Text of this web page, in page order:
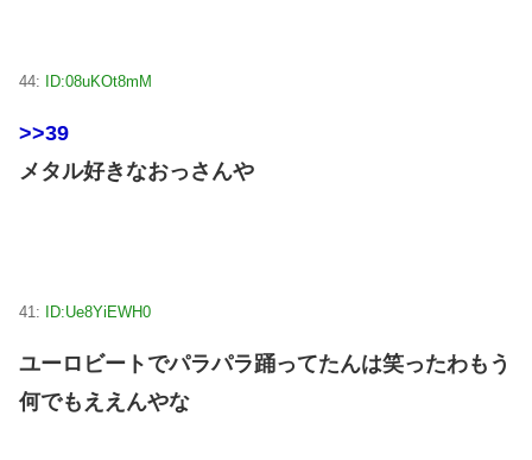
44: ID:08uKOt8mM
>>39
メタル好きなおっさんや
41: ID:Ue8YiEWH0
ユーロビートでパラパラ踊ってたんは笑ったわもう
何でもええんやな